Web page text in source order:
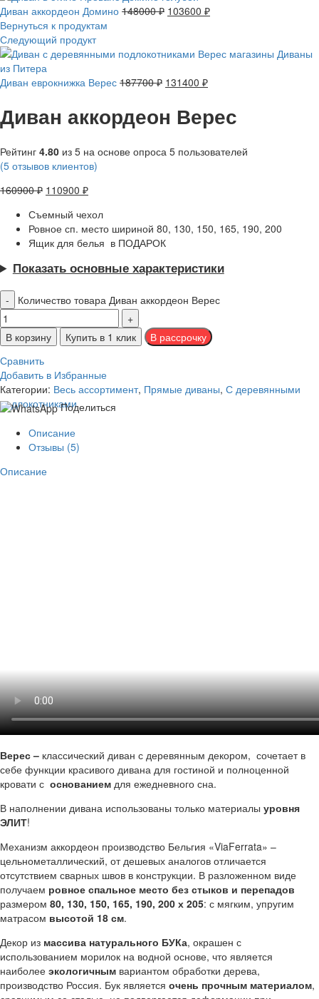
Диван аккордеон Домино 148000₽ 103600 ₽
Вернуться к продуктам
Следующий продукт
Диван еврокнижка Верес 187700₽ 131400 ₽
Диван аккордеон Верес
Рейтинг 4.80 из 5 на основе опроса 5 пользователей
(5 отзывов клиентов)
160900₽ 110900 ₽
Съемный чехол
Ровное сп. место шириной 80, 130, 150, 165, 190, 200
Ящик для белья в ПОДАРОК
Показать основные характеристики
Количество товара Диван аккордеон Верес
В корзину
Купить в 1 клик
Сравнить
Добавить в Избранные
Категории: Весь ассортимент, Прямые диваны, С деревянными
подлокотникамиПоделиться
Описание
Отзывы (5)
Описание
Верес – классический диван с деревянным декором, сочетает в
себе функции красивого дивана для гостиной и полноценной
кровати с основанием для ежедневного сна.
В наполнении дивана использованы только материалы уровня
ЭЛИТ!
Механизм аккордеон производство Бельгия «ViaFerrata» –
цельнометаллический, от дешевых аналогов отличается
отсутствием сварных швов в конструкции. В разложенном виде
получаем ровное спальное место без стыков и перепадов
размером 80, 130, 150, 165, 190, 200 х 205: с мягким, упругим
матрасом высотой 18 см.
Декор из массива натурального БУКа, окрашен с
использованием морилок на водной основе, что является
наиболее экологичным вариантом обработки дерева,
производство Россия. Бук является очень прочным материалом,